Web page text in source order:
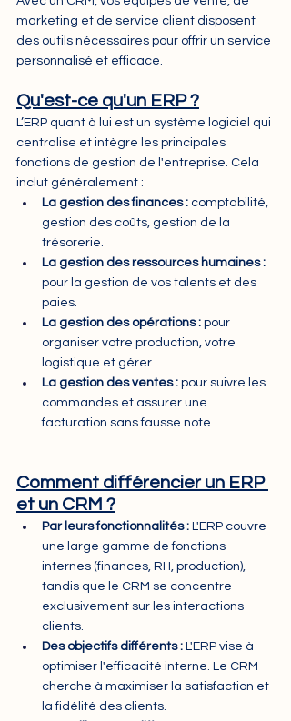
marketing et de service client disposent
des outils nécessaires pour offrir un service
personnalisé et efficace.
Qu'est-ce qu'un ERP ?
L’ERP quant à lui est un système logiciel qui
centralise et intègre les principales
fonctions de gestion de l'entreprise. Cela
inclut généralement :
La gestion des finances : comptabilité,
gestion des coûts, gestion de la
trésorerie.
La gestion des ressources humaines :
pour la gestion de vos talents et des
paies.
La gestion des opérations : pour
organiser votre production, votre
logistique et gérer
La gestion des ventes : pour suivre les
commandes et assurer une
facturation sans fausse note.
Comment différencier un ERP
et un CRM ?
Par leurs fonctionnalités : L'ERP couvre
une large gamme de fonctions
internes (finances, RH, production),
tandis que le CRM se concentre
exclusivement sur les interactions
clients.
Des objectifs différents : L'ERP vise à
optimiser l'efficacité interne. Le CRM
cherche à maximiser la satisfaction et
la fidélité des clients.